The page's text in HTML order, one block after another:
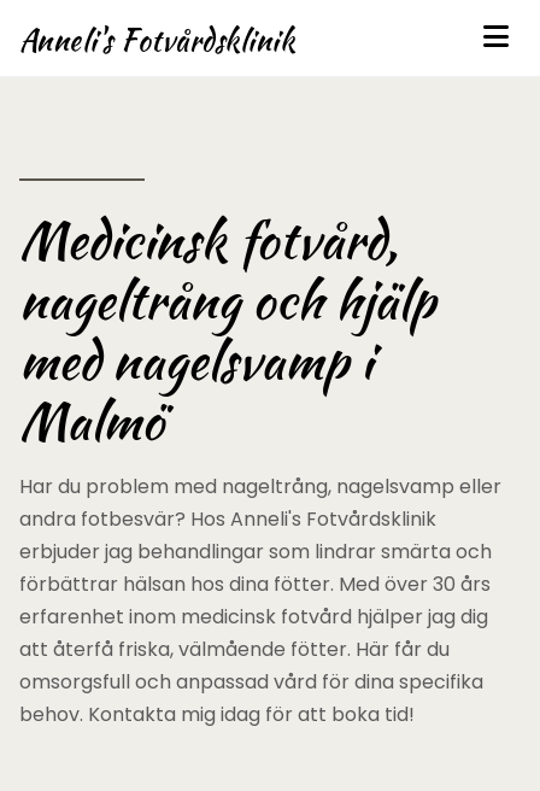
Anneli's Fotvårdsklinik
Medicinsk fotvård,
nageltrång och hjälp
med nagelsvamp i
Malmö
Har du problem med nageltrång, nagelsvamp eller
andra fotbesvär? Hos Anneli's Fotvårdsklinik
erbjuder jag behandlingar som lindrar smärta och
förbättrar hälsan hos dina fötter. Med över 30 års
erfarenhet inom medicinsk fotvård hjälper jag dig
att återfå friska, välmående fötter. Här får du
omsorgsfull och anpassad vård för dina specifika
behov. Kontakta mig idag för att boka tid!